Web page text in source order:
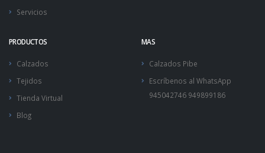
Servicios
PRODUCTOS
Calzados
Tejidos
Tienda Virtual
Blog
MAS
Calzados Pibe
Escríbenos al WhatsApp
945042746 949899186